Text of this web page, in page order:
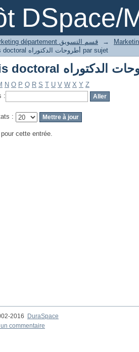
DSpace/
4 Marketing département قسم التسويق
→
Parcourir Thesis doctoral أطروحات الدكتوراه par sujet
N O P Q R S T U V W X Y Z
:
:
cette entrée.
2016
DuraSpace
commentaire